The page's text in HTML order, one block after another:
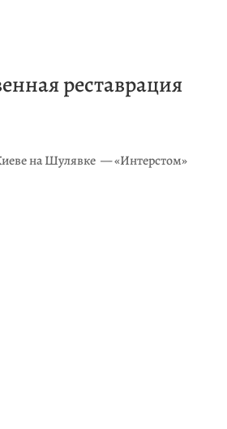
реставрация
на Шулявке — «Интерстом»